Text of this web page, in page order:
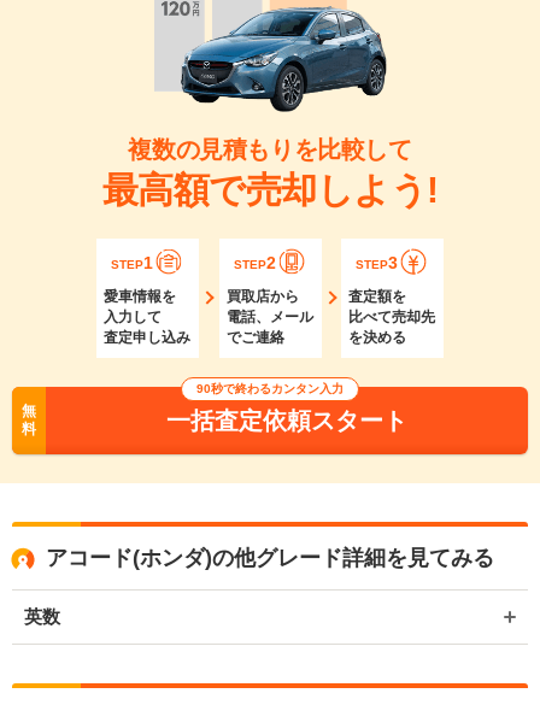
複数の見積もりを比較して
最高額で売却しよう!
STEP1
愛車情報を
入力して
査定申し込み
STEP2
買取店から
電話、メール
でご連絡
STEP3
査定額を
比べて売却先
を決める
無
料
90秒で終わるカンタン入力
一括査定依頼スタート
アコード(ホンダ)の他グレード詳細を見てみる
英数